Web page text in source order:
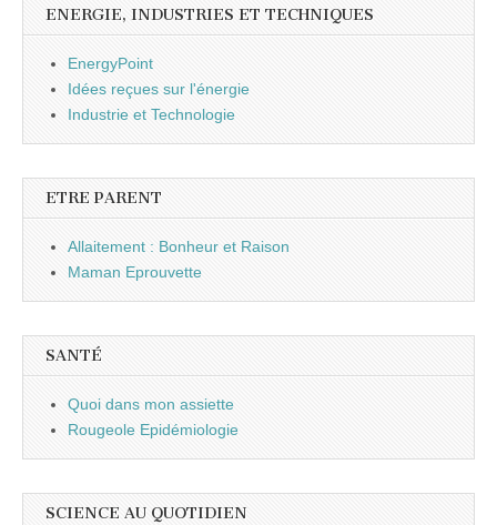
ENERGIE, INDUSTRIES ET TECHNIQUES
EnergyPoint
Idées reçues sur l'énergie
Industrie et Technologie
ETRE PARENT
Allaitement : Bonheur et Raison
Maman Eprouvette
SANTÉ
Quoi dans mon assiette
Rougeole Epidémiologie
SCIENCE AU QUOTIDIEN